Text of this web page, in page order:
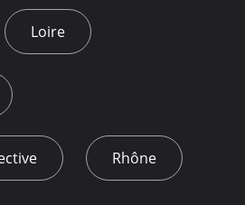
Loire
Rhône